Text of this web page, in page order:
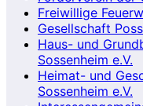
Freiwillige
Gesellschaft
Haus- und
Sossenheim e.V.
Heimat- und
Sossenheim e.V.